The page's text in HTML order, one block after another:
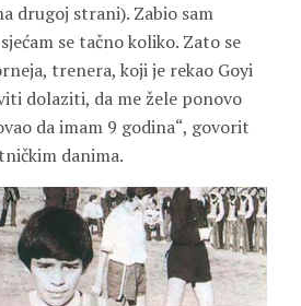
drugoj strani). Zabio sam
se tačno koliko. Zato se
trenera, koji je rekao Goyi
dolaziti, da me žele ponovo
da imam 9 godina“, govorit
danima.